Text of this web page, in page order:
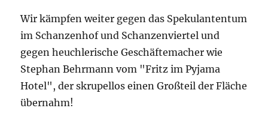
Wir kämpfen weiter gegen das Spekulantentum
im Schanzenhof und Schanzenviertel und
gegen heuchlerische Geschäftemacher wie
Stephan Behrmann vom "Fritz im Pyjama
Hotel", der skrupellos einen Großteil der Fläche
übernahm!